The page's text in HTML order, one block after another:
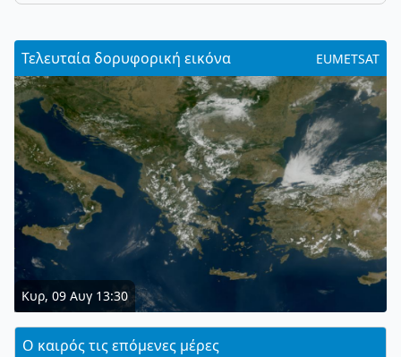
Τελευταία δορυφορική εικόνα EUMETSAT
Κυρ, 09 Αυγ 13:30
Ο καιρός τις επόμενες μέρες